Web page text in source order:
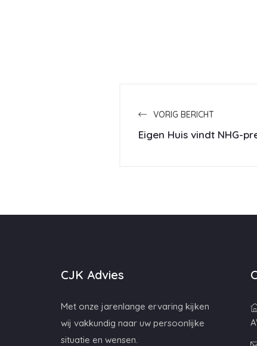
VORIG BERICHT
Eigen Huis vindt NHG-
CJK Advies
Met onze jarenlange ervaring kijken
wij vakkundig naar uw persoonlijke
situatie en wensen.